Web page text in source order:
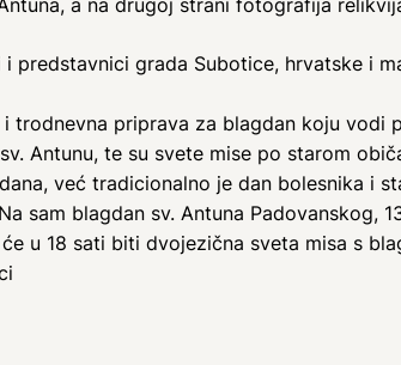
a na drugoj strani fotografija
i predstavnici grada Subotice, hrvatske i
trodnevna priprava za blagdan koju
Antunu, te su svete mise po starom
već tradicionalno je dan bolesnika i
sam blagdan sv. Antuna Padovanskog,
u 18 sati biti dvojezična sveta misa s